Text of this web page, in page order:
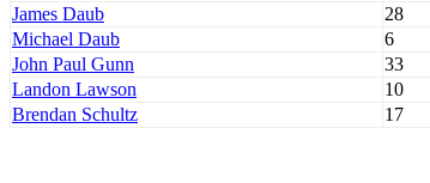
James Daub
28
Michael Daub
6
John Paul Gunn
33
Landon Lawson
10
Brendan Schultz
17